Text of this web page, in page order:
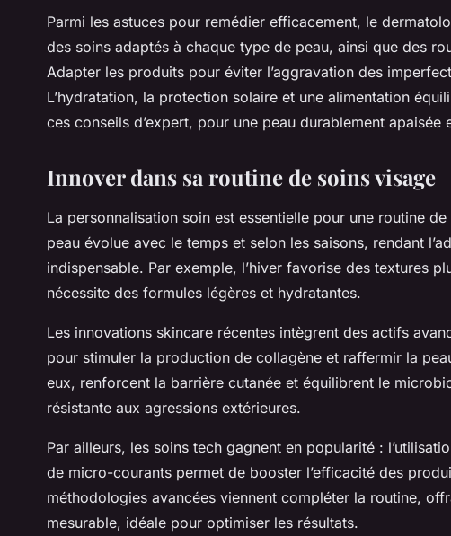
Parmi les astuces pour remédier efficacement, le
des soins adaptés à chaque type de peau, ainsi que des
Adapter les produits pour éviter l’aggravation des
L’hydratation, la protection solaire et une alimentation
ces conseils d’expert, pour une peau durablement apaisée
Innover dans sa routine de soins visage
La personnalisation soin est essentielle pour une routine
peau évolue avec le temps et selon les saisons, rendant
indispensable. Par exemple, l’hiver favorise des textures
nécessite des formules légères et hydratantes.
Les innovations skincare récentes intègrent des actifs
pour stimuler la production de collagène et raffermir la
eux, renforcent la barrière cutanée et équilibrent le
résistante aux agressions extérieures.
Par ailleurs, les soins tech gagnent en popularité :
de micro-courants permet de booster l’efficacité des
méthodologies avancées viennent compléter la routine,
mesurable, idéale pour optimiser les résultats.